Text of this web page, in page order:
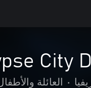
City
• العائلة